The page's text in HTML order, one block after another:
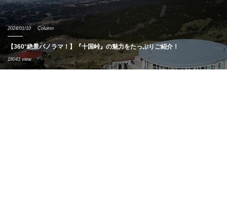
2024/01/10 Column
【360°絶景パノラマ！】『十国峠』の魅力をたっぷりご紹介！
18043 view